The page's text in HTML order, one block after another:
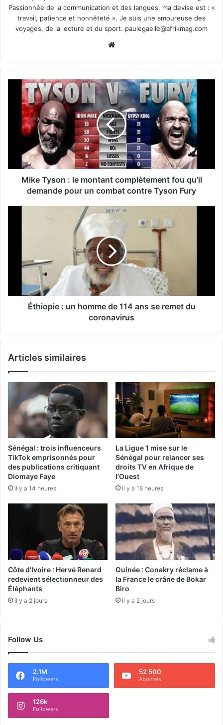
Passionnée de la communication et des langues, ma devise est : «
travail, patience et honnêteté ». Je suis une amoureuse des
voyages, de la lecture et du sport. paulegaelle@afrikmag.com
Mike Tyson : le montant complètement fou qu’il
demande pour un combat contre Tyson Fury
Éthiopie : un homme de 114 ans se remet du
coronavirus
Articles similaires
Sénégal : trois influenceurs
TikTok emprisonnés pour
des publications critiquant
Diomaye Faye
il y a 14 heures
La Ligue 1 mise sur le
Sénégal pour relancer ses
droits TV en Afrique de
l’Ouest
il y a 18 heures
Côte d’Ivoire : Hervé Renard
redevient sélectionneur des
Éléphants
il y a 2 jours
Guinée : Conakry réclame à
la France le crâne de Bokar
Biro
il y a 2 jours
Follow Us
2.1M
Followers
52 500
Abonnés
126k
Followers